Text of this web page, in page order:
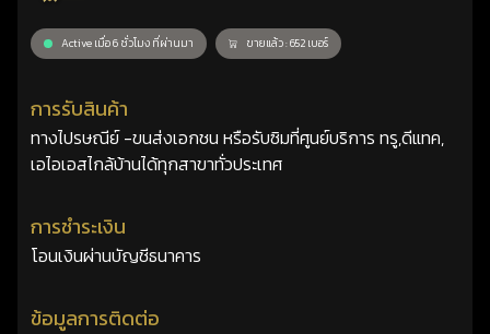
Active เมื่อ 6 ชั่วโมง ที่ผ่านมา ขายแล้ว : 652 เบอร์
การรับสินค้า
ทางไปรษณีย์ -ขนส่งเอกชน หรือรับซิมที่ศูนย์บริการ ทรู,ดีแทค,
เอไอเอสไกล้บ้านได้ทุกสาขาทั่วประเทศ
การชำระเงิน
โอนเงินผ่านบัญชีธนาคาร
ข้อมูลการติดต่อ